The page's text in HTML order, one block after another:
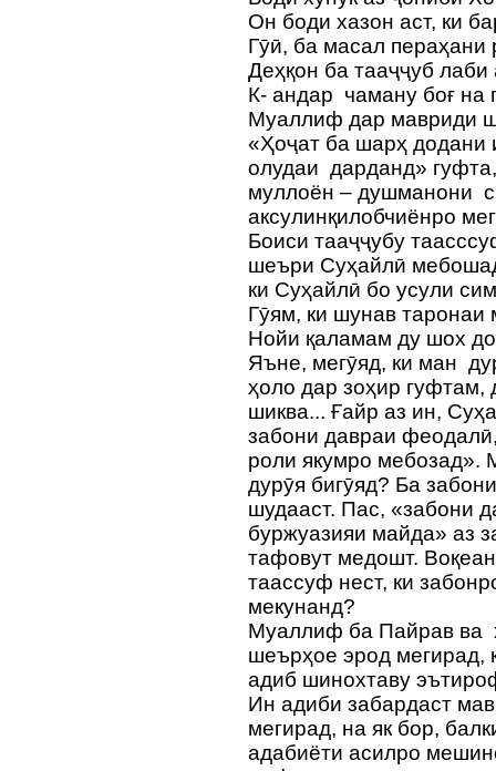
Он боди хазон аст, ки
Гӯӣ, ба масал пераҳани
Деҳқон ба тааҷҷуб лаби
К- андар чаману боғ на
Муаллиф дар мавриди
«Ҳоҷат ба шарҳ додани
олудаи дарданд»
муллоён – душманони
аксулинқилобчиёнро
Боиси тааҷҷубу
шеъри Суҳайлӣ
ки Суҳайлӣ бо усули
Гӯям, ки шунав таронаи
Нойи қаламам ду шох
Яъне, мегӯяд, ки ман
ҳоло дар зоҳир гуфтам,
шиква... Ғайр аз ин,
забони давраи
роли якумро мебозад».
дурӯя бигӯяд? Ба
шудааст. Пас, «забони
буржуазияи майда» аз
тафовут медошт.
таассуф нест, ки
мекунанд?
Муаллиф ба Пайрав ва
шеърҳое эрод мегирад,
адиб шинохтаву
Ин адиби забардаст
мегирад, на як бор,
адабиёти асилро